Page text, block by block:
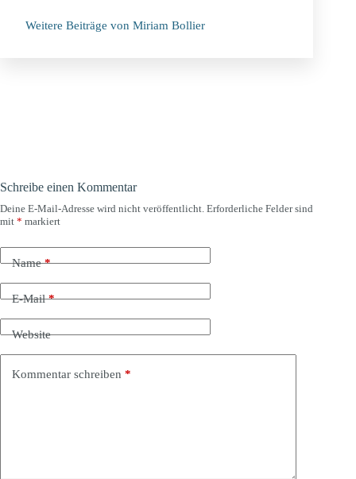
Weitere Beiträge von Miriam Bollier
Schreibe einen Kommentar
Deine E-Mail-Adresse wird nicht veröffentlicht. Erforderliche Felder sind
mit * markiert
Name*
E-Mail*
Website
Kommentar schreiben *